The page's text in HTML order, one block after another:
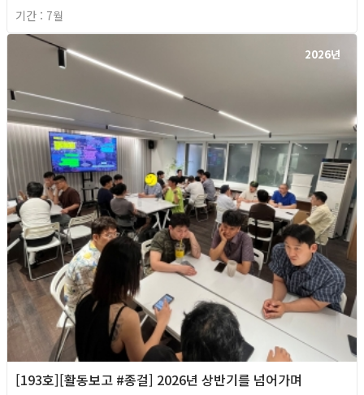
기간 : 7월
2026년
[193호][활동보고 #종걸] 2026년 상반기를 넘어가며